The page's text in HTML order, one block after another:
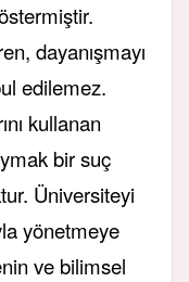
dayanışmayı
edilemez.
kullanan
bir suç
Üniversiteyi
yönetmeye
ve bilimsel